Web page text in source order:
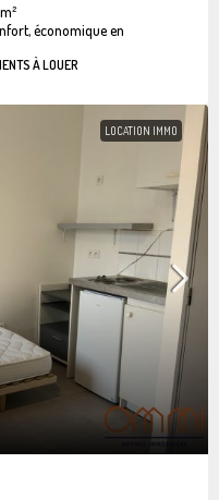
m²
économique en
À LOUER
LOCATION IMMO